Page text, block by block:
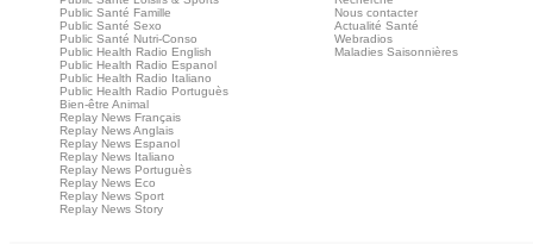
Public Santé Famille
Public Santé Sexo
Public Santé Nutri-Conso
Public Health Radio English
Public Health Radio Espanol
Public Health Radio Italiano
Public Health Radio Portuguès
Bien-être Animal
Replay News Français
Replay News Anglais
Replay News Espanol
Replay News Italiano
Replay News Portuguès
Replay News Eco
Replay News Sport
Replay News Story
Nous contacter
Actualité Santé
Webradios
Maladies Saisonnières